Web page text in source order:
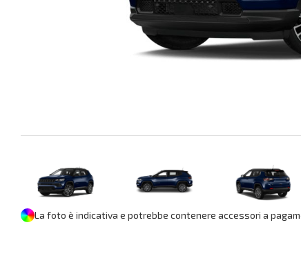
La foto è indicativa e potrebbe contenere accessori a